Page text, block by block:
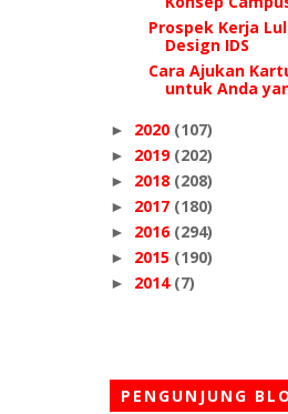
Prospek Kerja
Design IDS
Cara Ajukan
untuk Anda
► 2020 (107)
► 2019 (202)
► 2018 (208)
► 2017 (180)
► 2016 (294)
► 2015 (190)
► 2014 (7)
PENGUNJUNG